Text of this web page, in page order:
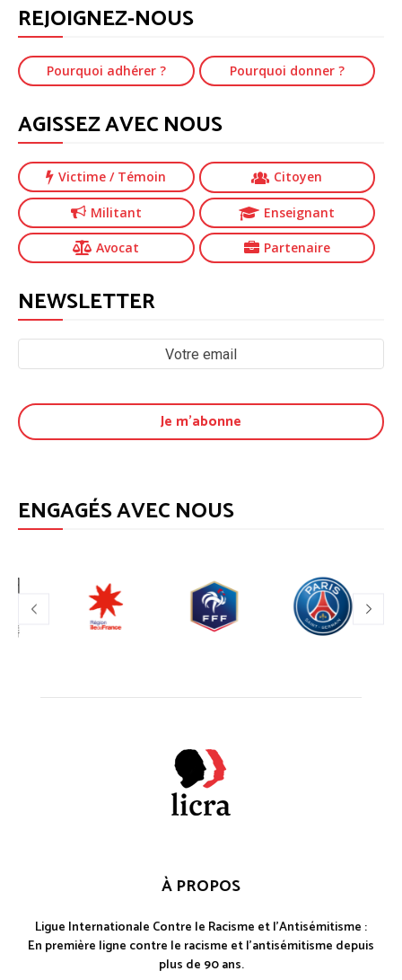
REJOIGNEZ-NOUS
Pourquoi adhérer ? Pourquoi donner ?
AGISSEZ AVEC NOUS
Victime/ Témoin Citoyen
Militant Enseignant
Avocat Partenaire
NEWSLETTER
ENGAGÉS AVEC NOUS
À PROPOS
Ligue Internationale Contre le Racisme et l'Antisémitisme :
En première ligne contre le racisme et l'antisémitisme depuis
plus de 90 ans.